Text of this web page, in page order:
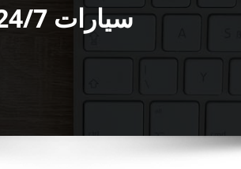
سيارات 24/7